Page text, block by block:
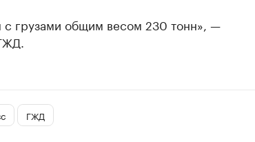
с грузами общим весом 230 тонн», —
ГЖД